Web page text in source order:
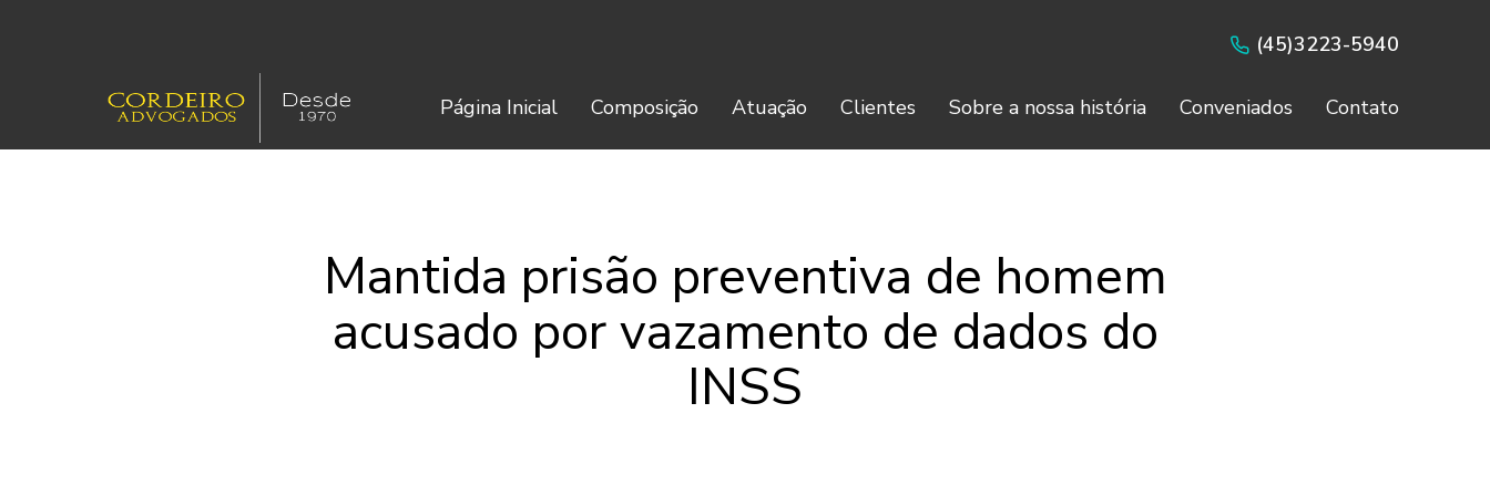
(45)3223-5940
Página Inicial Composição Atuação Clientes Sobre a nossa história Conveniados Contato
Mantida prisão preventiva de homem
acusado por vazamento de dados do
INSS